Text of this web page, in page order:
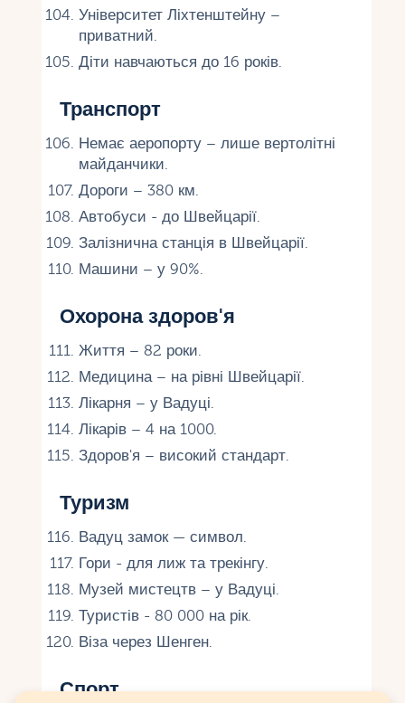
Університет Ліхтенштейну –
приватний.
Діти навчаються до 16 років.
Транспорт
Немає аеропорту – лише вертолітні
майданчики.
Дороги – 380 км.
Автобуси - до Швейцарії.
Залізнична станція в Швейцарії.
Машини – у 90%.
Охорона здоров'я
Життя – 82 роки.
Медицина – на рівні Швейцарії.
Лікарня – у Вадуці.
Лікарів – 4 на 1000.
Здоров'я – високий стандарт.
Туризм
Вадуц замок — символ.
Гори - для лиж та трекінгу.
Музей мистецтв – у Вадуці.
Туристів - 80 000 на рік.
Віза через Шенген.
Спорт